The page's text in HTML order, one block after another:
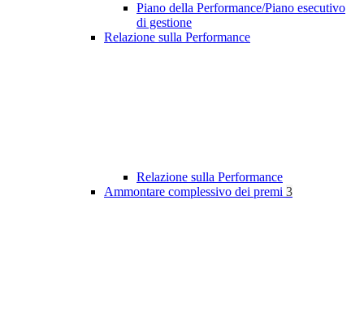
Piano della Performance/Piano esecutivo
di gestione
Relazione sulla Performance
Relazione sulla Performance
Ammontare complessivo dei premi 3